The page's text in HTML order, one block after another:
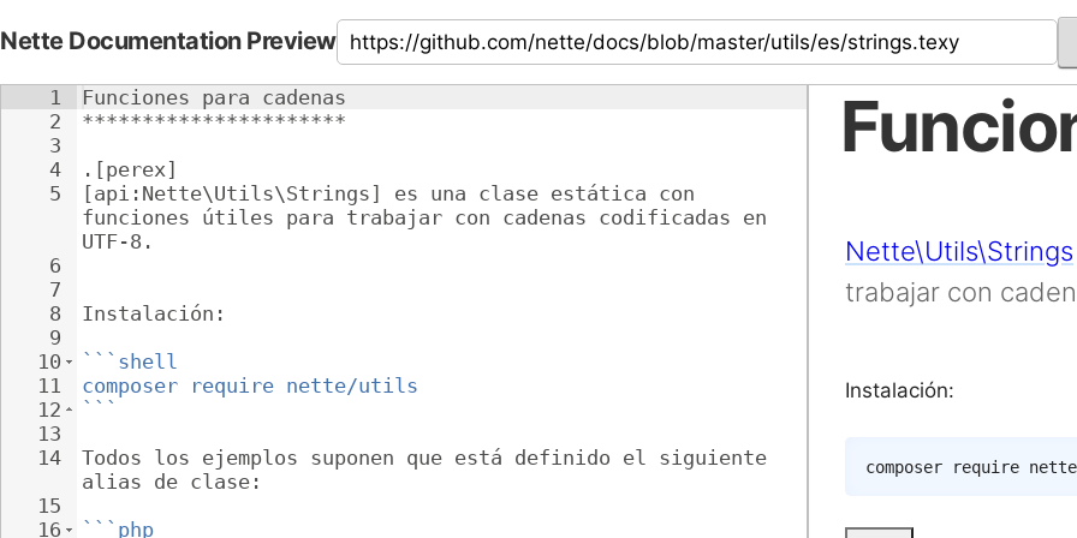
Nette Documentation Preview
1
2
3
4
5
6
7
8
9
10
11
12
13
14
15
16
Funciones para cadenas
**********************
.[perex]
[api:Nette\Utils\Strings] es una clase estática con
funciones útiles para trabajar con cadenas codificadas en
UTF-8.
Instalación:
```shell
composer require nette/utils
```
Todos los ejemplos suponen que está definido el siguiente
alias de clase:
```php
Nette\Utils\Strings
trabajar con
Instalación:
composer